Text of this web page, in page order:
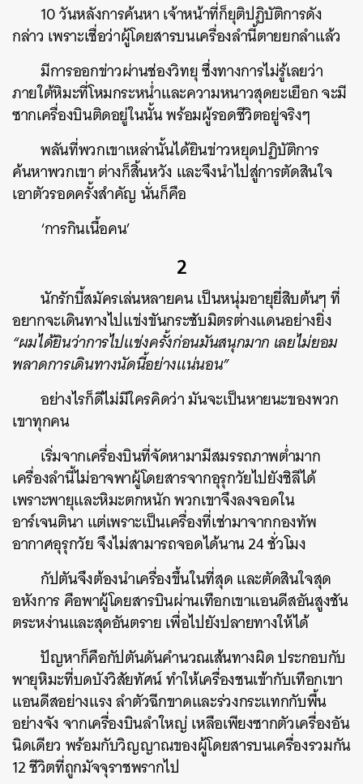
10 วันหลังการค้นหา เจ้าหน้าที่ก็ยุติปฏิบัติการดัง
กล่าว เพราะเชื่อว่าผู้โดยสารบนเครื่องลำนี้ตายยกลำแล้ว
มีการออกข่าวผ่านช่องวิทยุ ซึ่งทางการไม่รู้เลยว่า
ภายใต้หิมะที่โหมกระหน่ำและความหนาวสุดยะเยือก จะมี
ซากเครื่องบินติดอยู่ในนั้น พร้อมผู้รอดชีวิตอยู่จริงๆ
พลันที่พวกเขาเหล่านั้นได้ยินข่าวหยุดปฏิบัติการ
ค้นหาพวกเขา ต่างก็สิ้นหวัง และจึงนำไปสู่การตัดสินใจ
เอาตัวรอดครั้งสำคัญ นั่นก็คือ
‘การกินเนื้อคน’
2
นักรักบี้สมัครเล่นหลายคน เป็นหนุ่มอายุยี่สิบต้นๆ ที่
อยากจะเดินทางไปแข่งขันกระชับมิตรต่างแดนอย่างยิ่ง
“ผมได้ยินว่าการไปแข่งครั้งก่อนมันสนุกมาก เลยไม่ยอม
พลาดการเดินทางนัดนี้อย่างแน่นอน”
อย่างไรก็ดีไม่มีใครคิดว่า มันจะเป็นหายนะของพวก
เขาทุกคน
เริ่มจากเครื่องบินที่จัดหามามีสมรรถภาพต่ำมาก
เครื่องลำนี้ไม่อาจพาผู้โดยสารจากอุรุกวัยไปยังชิลีได้
เพราะพายุและหิมะตกหนัก พวกเขาจึงลงจอดใน
อาร์เจนตินา แต่เพราะเป็นเครื่องที่เช่ามาจากกองทัพ
อากาศอุรุกวัย จึงไม่สามารถจอดได้นาน 24 ชั่วโมง
กัปตันจึงต้องนำเครื่องขึ้นในที่สุด และตัดสินใจสุด
อหังการ คือพาผู้โดยสารบินผ่านเทือกเขาแอนดีสอันสูงชัน
ตระหง่านและสุดอันตราย เพื่อไปยังปลายทางให้ได้
ปัญหาก็คือกัปตันดันคำนวณเส้นทางผิด ประกอบกับ
พายุหิมะที่บดบังวิสัยทัศน์ ทำให้เครื่องชนเข้ากับเทือกเขา
แอนดีสอย่างแรง ลำตัวฉีกขาดและร่วงกระแทกกับพื้น
อย่างจัง จากเครื่องบินลำใหญ่ เหลือเพียงซากตัวเครื่องอัน
นิดเดียว พร้อมกับวิญญาณของผู้โดยสารบนเครื่องรวมกัน
12 ชีวิตที่ถูกมัจจุราชพรากไป